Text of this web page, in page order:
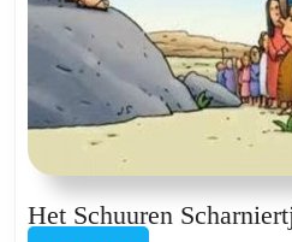
Het Schuuren